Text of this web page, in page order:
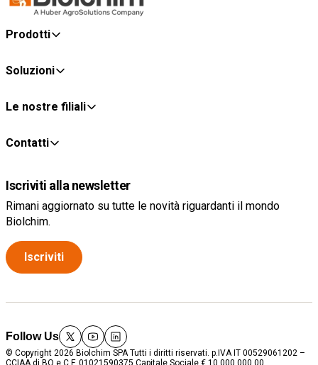
Prodotti
Soluzioni
Le nostre filiali
Contatti
Iscriviti alla newsletter
Rimani aggiornato su tutte le novità riguardanti il mondo
Biolchim.
Iscriviti
Follow Us
twitteryoutube
linkedin
© Copyright 2026 Biolchim SPA Tutti i diritti riservati. p.IVA IT 00529061202 –
CCIAA di BO e C.F. 01021590375 Capitale Sociale € 10.000.000,00